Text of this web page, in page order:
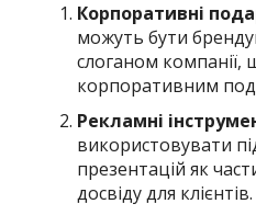
Корпоративні
можуть бути
слоганом компанії,
корпоративним
Рекламні
використовувати
презентацій як
досвіду для клієнтів.